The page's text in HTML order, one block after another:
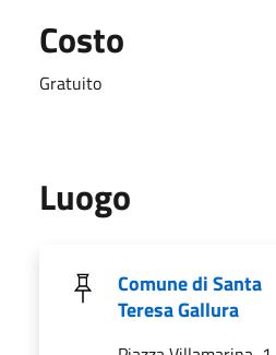
Costo
Gratuito
Luogo
Comune di Santa
Teresa Gallura